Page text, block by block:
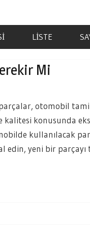
LISTE
Mi
otomobil
konusunda
kullanılacak
edin, yeni bir